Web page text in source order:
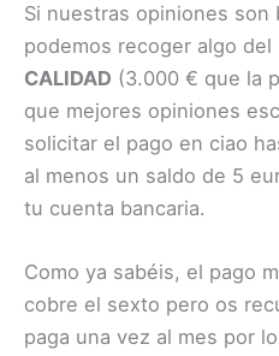
Si nuestras opiniones son
podemos recoger algo del
CALIDAD (3.000 € que la
que mejores opiniones
solicitar el pago en ciao
al menos un saldo de 5
tu cuenta bancaria.
Como ya sabéis, el pago
cobre el sexto pero os
paga una vez al mes por